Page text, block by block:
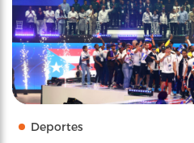
Deportes